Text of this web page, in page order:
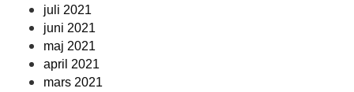
juli 2021
juni 2021
maj 2021
april 2021
mars 2021